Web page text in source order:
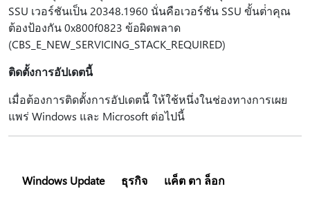
SSU เวอร์ชันเป็น 20348.1960 นั่นคือเวอร์ชัน SSU ขั้นต่ําคุณ
ต้องป้องกัน 0x800f0823 ข้อผิดพลาด
(CBS_E_NEW_SERVICING_STACK_REQUIRED)
ติดตั้งการอัปเดตนี้
เมื่อต้องการติดตั้งการอัปเดตนี้ ให้ใช้หนึ่งในช่องทางการเผย
แพร่ Windows และ Microsoft ต่อไปนี้
Windows Update ธุรกิจ แค็ต ตา ล็อก